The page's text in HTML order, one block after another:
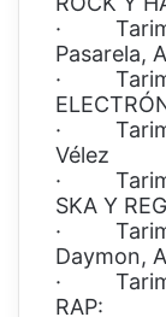
· Tarima
Pasarela,
·
· Tarima
Vélez
·
SKA Y
· Tarima
Daymon,
·
RAP: